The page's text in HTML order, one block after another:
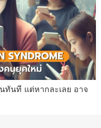
ทันที แต่หากละเลย อาจ